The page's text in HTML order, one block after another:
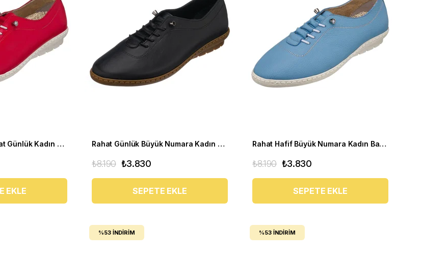
Büyük Numara Rahat Günlük Kadın Ayakkabı PR 5511 Kırmızı
EKLE
Rahat Günlük Büyük Numara Kadın Ayakkabı PR 5511 Siyah
₺3.830
₺8.190
SEPETE EKLE
Rahat Hafif Büyük Numara Kadın Babet Ayakkabı Pr 5511 Mavi
₺3.830
₺8.190
SEPETE EKLE
%53 İNDIRIM %53 İNDIRIM